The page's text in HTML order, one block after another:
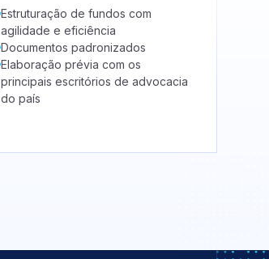
Estruturação de fundos com
agilidade e eficiência
Documentos padronizados
Elaboração prévia com os
principais escritórios de advocacia
do país